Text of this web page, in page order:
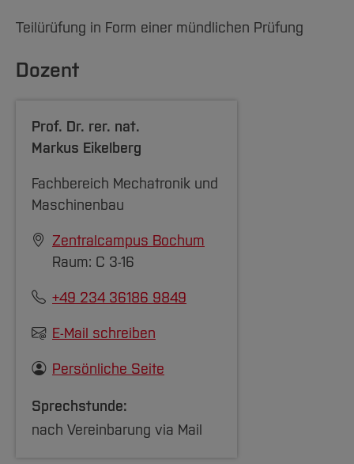
Teilürüfung in Form einer mündlichen Prüfung
Dozent
Prof. Dr. rer. nat.
Markus Eikelberg
Fachbereich Mechatronik und
Maschinenbau
Zentralcampus Bochum
Raum: C 3-16
+49 234 36186 9849
E-Mail schreiben
Persönliche Seite
Sprechstunde:
nach Vereinbarung via Mail